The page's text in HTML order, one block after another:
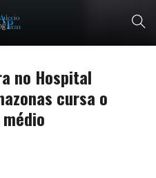
no Hospital
cursa o